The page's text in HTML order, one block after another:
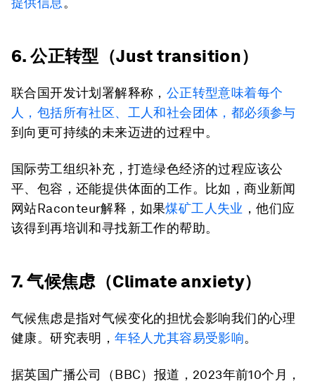
6. 公正转型（Just transition）
联合国开发计划署解释称， 公正转型意味着每个
人，包括所有社区、工人和社会团体，都必须参与
到向更可持续的未来迈进的过程中。
国际劳工组织补充，打造绿色经济的过程应该公
平、包容，还能提供体面的工作。比如，商业新闻
网站Raconteur解释，如果煤矿工人失业 ，他们应
该得到再培训和寻找新工作的帮助。
7. 气候焦虑（Climate anxiety）
气候焦虑是指对气候变化的担忧会影响我们的心理
健康。研究表明，年轻人尤其容易受影响。
据英国广播公司（BBC）报道，2023年前10个月，